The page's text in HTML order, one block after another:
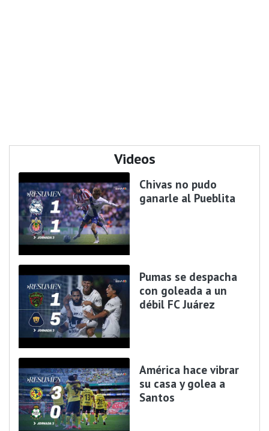
Videos
Chivas no pudo
ganarle al Pueblita
Pumas se despacha
con goleada a un
débil FC Juárez
América hace vibrar
su casa y golea a
Santos